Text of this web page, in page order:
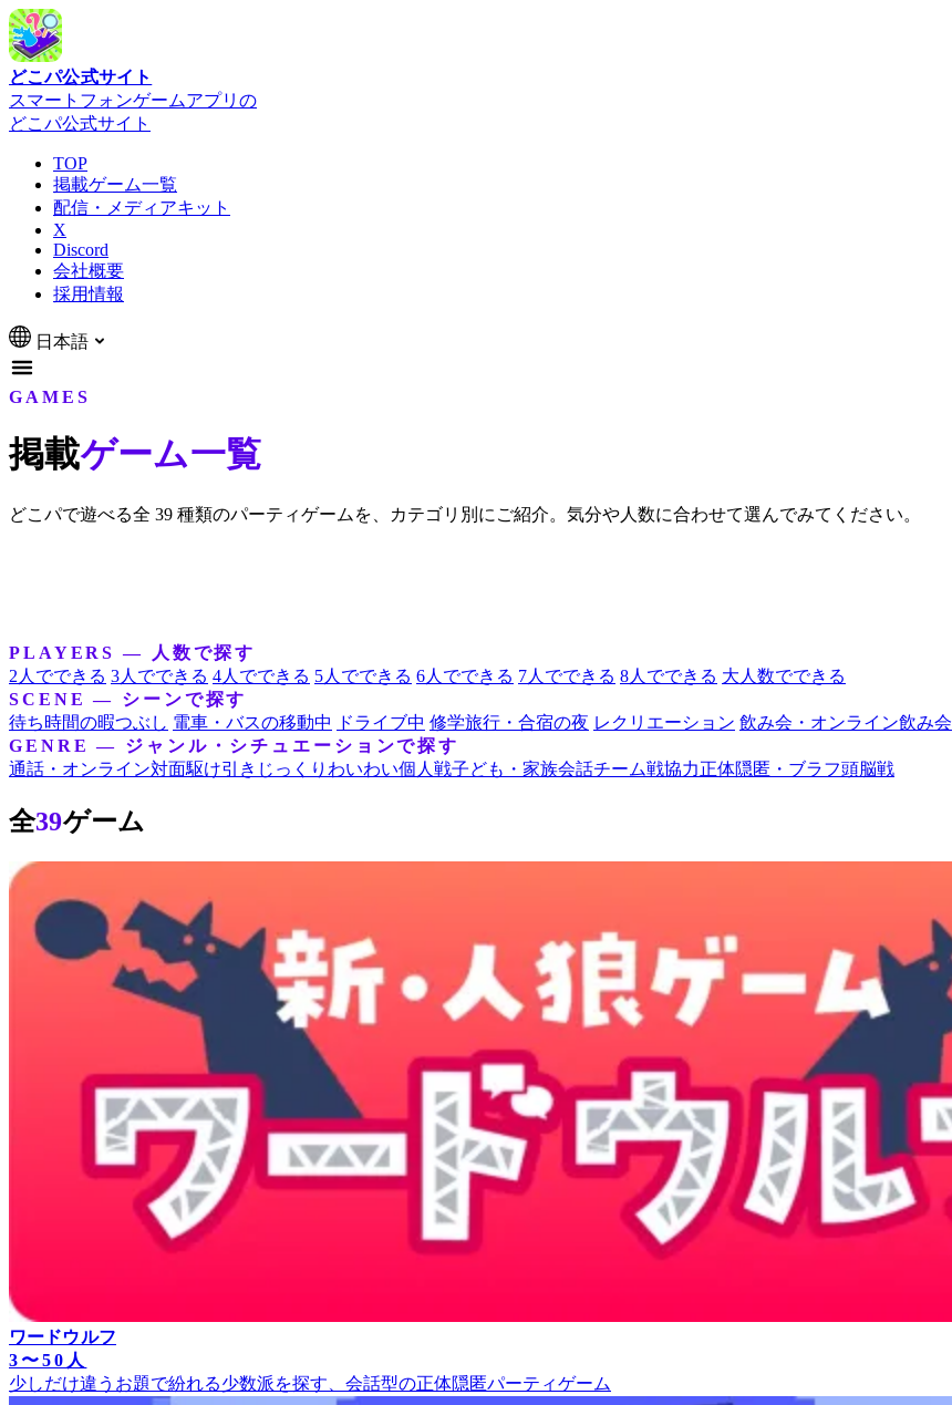
どこパ公式サイト
スマートフォンゲームアプリの
どこパ公式サイト
TOP
掲載ゲーム一覧
配信・メディアキット
X
Discord
会社概要
採用情報
日本語
GAMES
掲載ゲーム一覧
どこパで遊べる全 39 種類のパーティゲームを、カテゴリ別にご紹介。気分や人数に合わせて選んでみてください。
PLAYERS — 人数で探す
2人でできる 3人でできる 4人でできる 5人でできる 6人でできる 7人でできる 8人でできる 大人数でできる
SCENE — シーンで探す
待ち時間の暇つぶし 電車・バスの移動中 ドライブ中 修学旅行・合宿の夜 レクリエーション 飲み会・オンライン飲み会
GENRE — ジャンル・シチュエーションで探す
通話・オンライン対面駆け引き じっくり わいわい個人戦子ども・家族会話チーム戦協力正体隠匿・ブラフ頭脳戦
全39ゲーム
ワードウルフ
3〜50人
少しだけ違うお題で紛れる少数派を探す、会話型の正体隠匿パーティゲーム